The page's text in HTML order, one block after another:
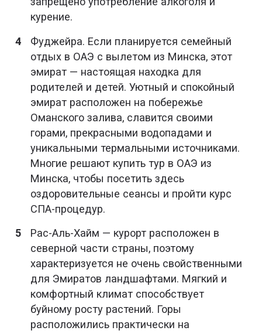
курение.
Фуджейра. Если планируется семейный
отдых в ОАЭ с вылетом из Минска, этот
эмират — настоящая находка для
родителей и детей. Уютный и спокойный
эмират расположен на побережье
Оманского залива, славится своими
горами, прекрасными водопадами и
уникальными термальными источниками.
Многие решают купить тур в ОАЭ из
Минска, чтобы посетить здесь
оздоровительные сеансы и пройти курс
СПА-процедур.
Рас-Аль-Хайм — курорт расположен в
северной части страны, поэтому
характеризуется не очень свойственными
для Эмиратов ландшафтами. Мягкий и
комфортный климат способствует
буйному росту растений. Горы
расположились практически на